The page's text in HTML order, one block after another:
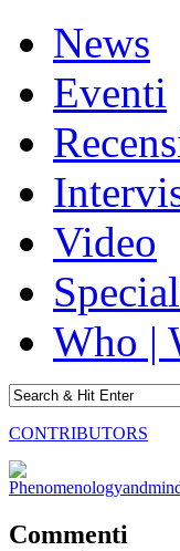
News
Eventi
Video
Who |
CONTRIBUTORS
Commenti